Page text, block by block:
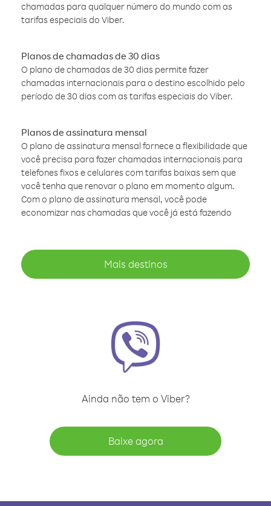
chamadas para qualquer número do mundo com as
tarifas especiais do Viber.
Planos de chamadas de 30 dias
O plano de chamadas de 30 dias permite fazer
chamadas internacionais para o destino escolhido pelo
período de 30 dias com as tarifas especiais do Viber.
Planos de assinatura mensal
O plano de assinatura mensal fornece a flexibilidade que
você precisa para fazer chamadas internacionais para
telefones fixos e celulares com tarifas baixas sem que
você tenha que renovar o plano em momento algum.
Com o plano de assinatura mensal, você pode
economizar nas chamadas que você já está fazendo
Mais destinos
Ainda não tem o Viber?
Baixe agora